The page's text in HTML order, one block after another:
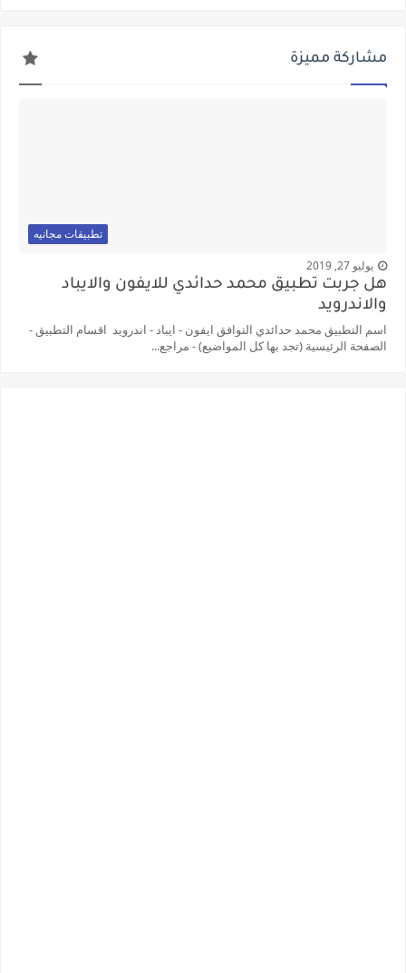
مشاركة مميزة
تطبيقات مجانيه
يوليو 27, 2019
هل جربت تطبيق محمد حدائدي للايفون والايباد
والاندرويد
اسم التطبيق محمد حدائدي التوافق ايفون - ايباد - اندرويد اقسام التطبيق -
الصفحة الرئيسية (تجد بها كل المواضيع) - مراجع...